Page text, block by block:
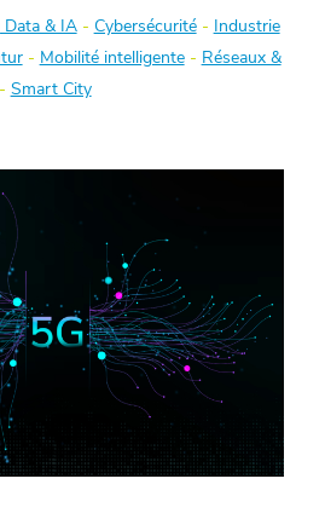
Data & IA- Cybersécurité- Industrie
- Mobilité intelligente- Réseaux &
Smart City